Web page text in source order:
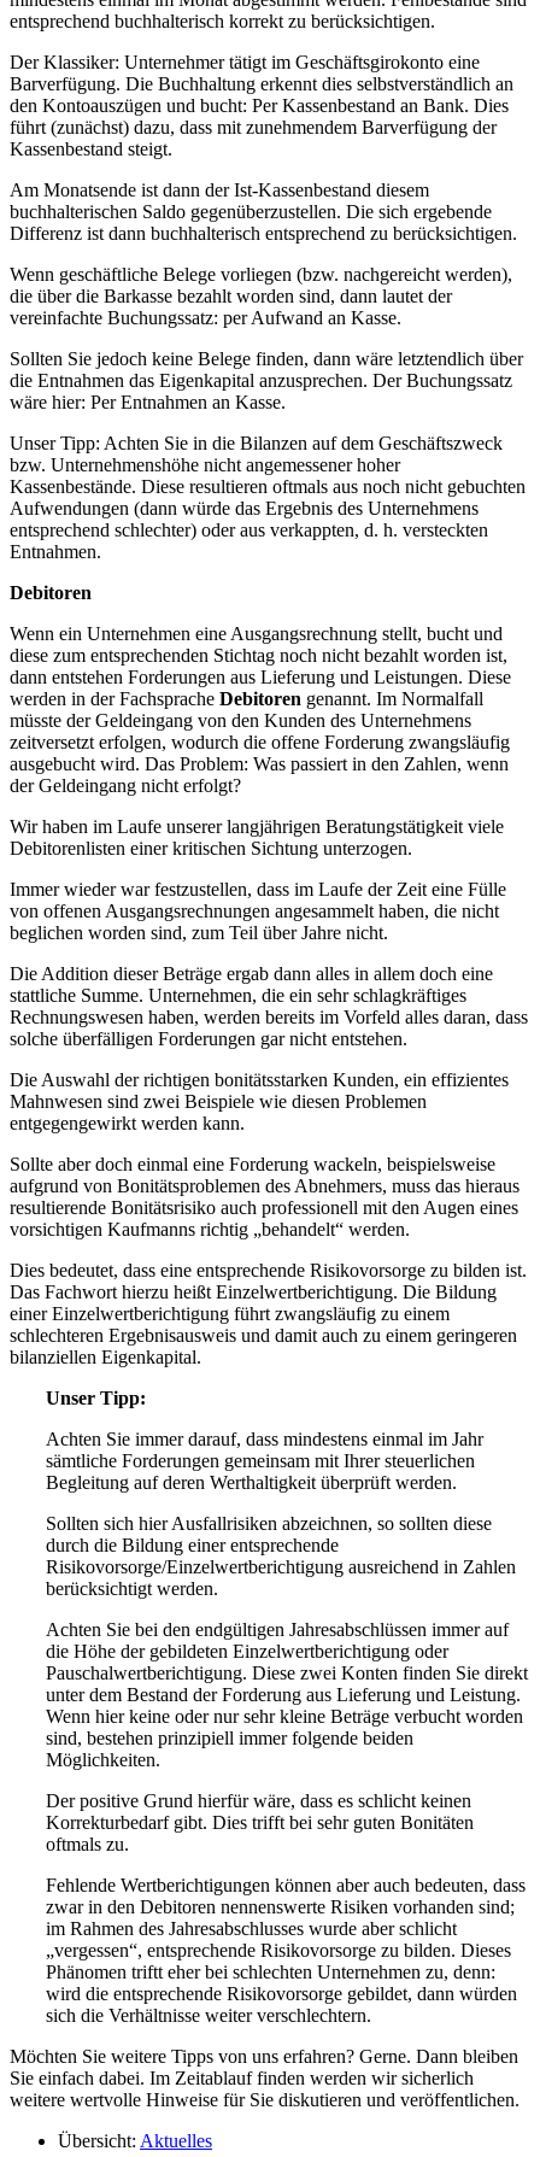
entsprechend buchhalterisch korrekt zu berücksichtigen.
Der Klassiker: Unternehmer tätigt im Geschäftsgirokonto eine
Barverfügung. Die Buchhaltung erkennt dies selbstverständlich an
den Kontoauszügen und bucht: Per Kassenbestand an Bank. Dies
führt (zunächst) dazu, dass mit zunehmendem Barverfügung der
Kassenbestand steigt.
Am Monatsende ist dann der Ist-Kassenbestand diesem
buchhalterischen Saldo gegenüberzustellen. Die sich ergebende
Differenz ist dann buchhalterisch entsprechend zu berücksichtigen.
Wenn geschäftliche Belege vorliegen (bzw. nachgereicht werden),
die über die Barkasse bezahlt worden sind, dann lautet der
vereinfachte Buchungssatz: per Aufwand an Kasse.
Sollten Sie jedoch keine Belege finden, dann wäre letztendlich über
die Entnahmen das Eigenkapital anzusprechen. Der Buchungssatz
wäre hier: Per Entnahmen an Kasse.
Unser Tipp: Achten Sie in die Bilanzen auf dem Geschäftszweck
bzw. Unternehmenshöhe nicht angemessener hoher
Kassenbestände. Diese resultieren oftmals aus noch nicht gebuchten
Aufwendungen (dann würde das Ergebnis des Unternehmens
entsprechend schlechter) oder aus verkappten, d. h. versteckten
Entnahmen.
Debitoren
Wenn ein Unternehmen eine Ausgangsrechnung stellt, bucht und
diese zum entsprechenden Stichtag noch nicht bezahlt worden ist,
dann entstehen Forderungen aus Lieferung und Leistungen. Diese
werden in der Fachsprache Debitoren genannt. Im Normalfall
müsste der Geldeingang von den Kunden des Unternehmens
zeitversetzt erfolgen, wodurch die offene Forderung zwangsläufig
ausgebucht wird. Das Problem: Was passiert in den Zahlen, wenn
der Geldeingang nicht erfolgt?
Wir haben im Laufe unserer langjährigen Beratungstätigkeit viele
Debitorenlisten einer kritischen Sichtung unterzogen.
Immer wieder war festzustellen, dass im Laufe der Zeit eine Fülle
von offenen Ausgangsrechnungen angesammelt haben, die nicht
beglichen worden sind, zum Teil über Jahre nicht.
Die Addition dieser Beträge ergab dann alles in allem doch eine
stattliche Summe. Unternehmen, die ein sehr schlagkräftiges
Rechnungswesen haben, werden bereits im Vorfeld alles daran, dass
solche überfälligen Forderungen gar nicht entstehen.
Die Auswahl der richtigen bonitätsstarken Kunden, ein effizientes
Mahnwesen sind zwei Beispiele wie diesen Problemen
entgegengewirkt werden kann.
Sollte aber doch einmal eine Forderung wackeln, beispielsweise
aufgrund von Bonitätsproblemen des Abnehmers, muss das hieraus
resultierende Bonitätsrisiko auch professionell mit den Augen eines
vorsichtigen Kaufmanns richtig „behandelt“ werden.
Dies bedeutet, dass eine entsprechende Risikovorsorge zu bilden ist.
Das Fachwort hierzu heißt Einzelwertberichtigung. Die Bildung
einer Einzelwertberichtigung führt zwangsläufig zu einem
schlechteren Ergebnisausweis und damit auch zu einem geringeren
bilanziellen Eigenkapital.
Unser Tipp:
Achten Sie immer darauf, dass mindestens einmal im Jahr
sämtliche Forderungen gemeinsam mit Ihrer steuerlichen
Begleitung auf deren Werthaltigkeit überprüft werden.
Sollten sich hier Ausfallrisiken abzeichnen, so sollten diese
durch die Bildung einer entsprechende
Risikovorsorge/Einzelwertberichtigung ausreichend in Zahlen
berücksichtigt werden.
Achten Sie bei den endgültigen Jahresabschlüssen immer auf
die Höhe der gebildeten Einzelwertberichtigung oder
Pauschalwertberichtigung. Diese zwei Konten finden Sie direkt
unter dem Bestand der Forderung aus Lieferung und Leistung.
Wenn hier keine oder nur sehr kleine Beträge verbucht worden
sind, bestehen prinzipiell immer folgende beiden
Möglichkeiten.
Der positive Grund hierfür wäre, dass es schlicht keinen
Korrekturbedarf gibt. Dies trifft bei sehr guten Bonitäten
oftmals zu.
Fehlende Wertberichtigungen können aber auch bedeuten, dass
zwar in den Debitoren nennenswerte Risiken vorhanden sind;
im Rahmen des Jahresabschlusses wurde aber schlicht
„vergessen“, entsprechende Risikovorsorge zu bilden. Dieses
Phänomen triftt eher bei schlechten Unternehmen zu, denn:
wird die entsprechende Risikovorsorge gebildet, dann würden
sich die Verhältnisse weiter verschlechtern.
Möchten Sie weitere Tipps von uns erfahren? Gerne. Dann bleiben
Sie einfach dabei. Im Zeitablauf finden werden wir sicherlich
weitere wertvolle Hinweise für Sie diskutieren und veröffentlichen.
Übersicht: Aktuelles